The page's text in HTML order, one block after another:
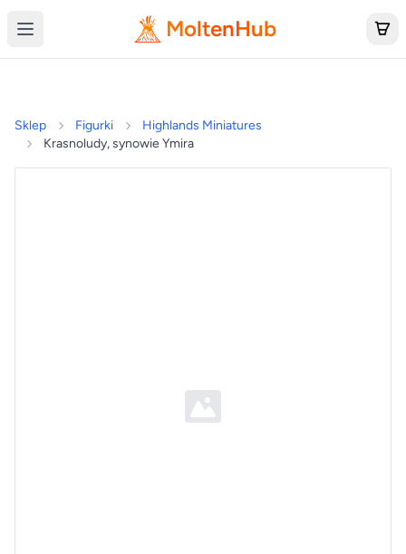
MoltenHub
Sklep Figurki
Highlands Miniatures
Krasnoludy, synowie Ymira